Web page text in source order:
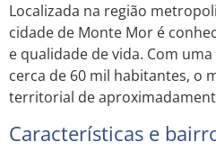
Localizada na região
cidade de Monte Mor é
e qualidade de vida. Com
cerca de 60 mil habitantes, o
territorial de
Características e